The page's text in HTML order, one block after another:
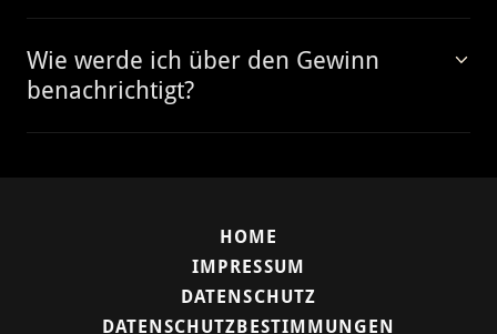
Wie werde ich über den Gewinn
benachrichtigt?
HOME
IMPRESSUM
DATENSCHUTZ
DATENSCHUTZBESTIMMUNGEN